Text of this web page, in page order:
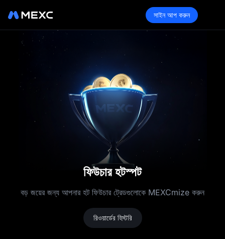
সাইন আপ করুন
ফিউচার হটস্পট
বড় জয়ের জন্য আপনার হট ফিউচার ট্রেডগুলোকে MEXCmize করুন
রিওয়ার্ডের হিস্টরি